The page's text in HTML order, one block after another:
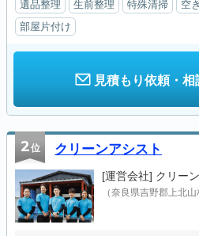
遺品整理 生前整理 特殊清掃 空
部屋片付け
見積もり依頼・相
2位 クリーンアシスト
[運営会社] クリー
（奈良県吉野郡上北